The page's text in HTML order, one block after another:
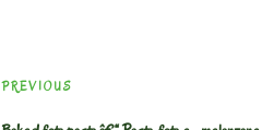
Previous
PREVIOUS